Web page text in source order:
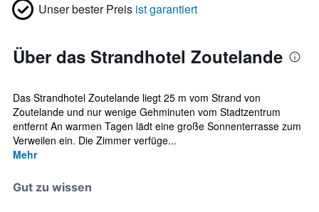
Unser bester Preis ist garantiert
Über das Strandhotel Zoutelande
Das Strandhotel Zoutelande liegt 25 m vom Strand von
Zoutelande und nur wenige Gehminuten vom Stadtzentrum
entfernt An warmen Tagen lädt eine große Sonnenterrasse zum
Verweilen ein. Die Zimmer verfüge...
Mehr
Gut zu wissen